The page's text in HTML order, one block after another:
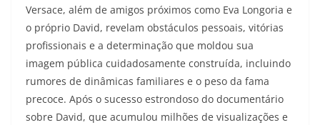
Versace, além de amigos próximos como Eva Longoria e
o próprio David, revelam obstáculos pessoais, vitórias
profissionais e a determinação que moldou sua
imagem pública cuidadosamente construída, incluindo
rumores de dinâmicas familiares e o peso da fama
precoce. Após o sucesso estrondoso do documentário
sobre David, que acumulou milhões de visualizações e